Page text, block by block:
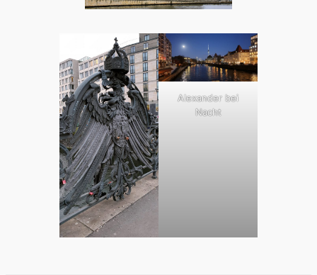
Alexander bei
Nacht